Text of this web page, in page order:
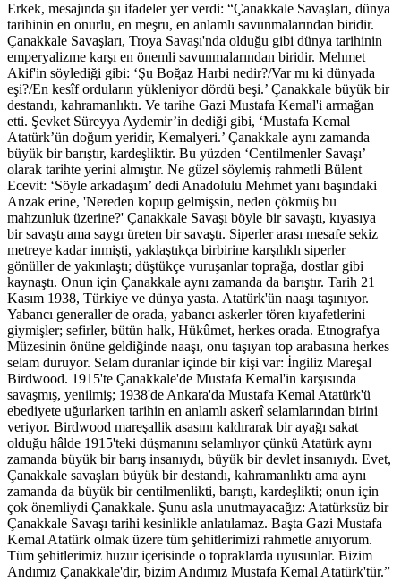
Erkek, mesajında şu ifadeler yer verdi: “Çanakkale Savaşları, dünya
tarihinin en onurlu, en meşru, en anlamlı savunmalarından biridir.
Çanakkale Savaşları, Troya Savaşı'nda olduğu gibi dünya tarihinin
emperyalizme karşı en önemli savunmalarından biridir. Mehmet
Akif'in söylediği gibi: ‘Şu Boğaz Harbi nedir?/Var mı ki dünyada
eşi?/En kesîf orduların yükleniyor dördü beşi.’ Çanakkale büyük bir
destandı, kahramanlıktı. Ve tarihe Gazi Mustafa Kemal'i armağan
etti. Şevket Süreyya Aydemir’in dediği gibi, ‘Mustafa Kemal
Atatürk’ün doğum yeridir, Kemalyeri.’ Çanakkale aynı zamanda
büyük bir barıştır, kardeşliktir. Bu yüzden ‘Centilmenler Savaşı’
olarak tarihte yerini almıştır. Ne güzel söylemiş rahmetli Bülent
Ecevit: ‘Söyle arkadaşım’ dedi Anadolulu Mehmet yanı başındaki
Anzak erine, 'Nereden kopup gelmişsin, neden çökmüş bu
mahzunluk üzerine?' Çanakkale Savaşı böyle bir savaştı, kıyasıya
bir savaştı ama saygı üreten bir savaştı. Siperler arası mesafe sekiz
metreye kadar inmişti, yaklaştıkça birbirine karşılıklı siperler
gönüller de yakınlaştı; düştükçe vuruşanlar toprağa, dostlar gibi
kaynaştı. Onun için Çanakkale aynı zamanda da barıştır. Tarih 21
Kasım 1938, Türkiye ve dünya yasta. Atatürk'ün naaşı taşınıyor.
Yabancı generaller de orada, yabancı askerler tören kıyafetlerini
giymişler; sefirler, bütün halk, Hükûmet, herkes orada. Etnografya
Müzesinin önüne geldiğinde naaşı, onu taşıyan top arabasına herkes
selam duruyor. Selam duranlar içinde bir kişi var: İngiliz Mareşal
Birdwood. 1915'te Çanakkale'de Mustafa Kemal'in karşısında
savaşmış, yenilmiş; 1938'de Ankara'da Mustafa Kemal Atatürk'ü
ebediyete uğurlarken tarihin en anlamlı askerî selamlarından birini
veriyor. Birdwood mareşallik asasını kaldırarak bir ayağı sakat
olduğu hâlde 1915'teki düşmanını selamlıyor çünkü Atatürk aynı
zamanda büyük bir barış insanıydı, büyük bir devlet insanıydı. Evet,
Çanakkale savaşları büyük bir destandı, kahramanlıktı ama aynı
zamanda da büyük bir centilmenlikti, barıştı, kardeşlikti; onun için
çok önemliydi Çanakkale. Şunu asla unutmayacağız: Atatürksüz bir
Çanakkale Savaşı tarihi kesinlikle anlatılamaz. Başta Gazi Mustafa
Kemal Atatürk olmak üzere tüm şehitlerimizi rahmetle anıyorum.
Tüm şehitlerimiz huzur içerisinde o topraklarda uyusunlar. Bizim
Andımız Çanakkale'dir, bizim Andımız Mustafa Kemal Atatürk'tür.”